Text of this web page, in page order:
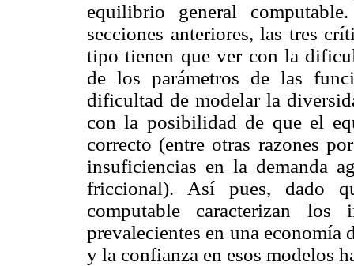
equilibrio general
secciones anteriores, las tres
tipo tienen que ver con la
de los parámetros de las
dificultad de modelar la
con la posibilidad de que el
correcto (entre otras razones
insuficiencias en la demanda
friccional). Así pues, dado
computable caracterizan los
prevalecientes en una economía
y la confianza en esos modelos